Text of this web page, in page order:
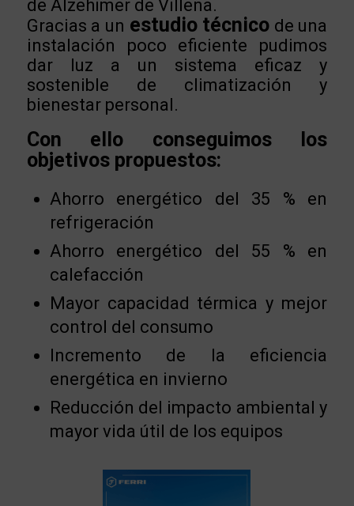
de Alzehimer de Villena.
Gracias a un estudio técnico de una
instalación poco eficiente pudimos
dar luz a un sistema eficaz y
sostenible de climatización y
bienestar personal.
Con ello conseguimos los
objetivos propuestos:
Ahorro energético del 35 % en
refrigeración
Ahorro energético del 55 % en
calefacción
Mayor capacidad térmica y mejor
control del consumo
Incremento de la eficiencia
energética en invierno
Reducción del impacto ambiental y
mayor vida útil de los equipos